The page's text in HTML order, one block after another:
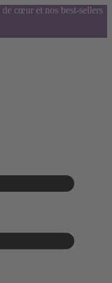
cœur et nos best-sellers